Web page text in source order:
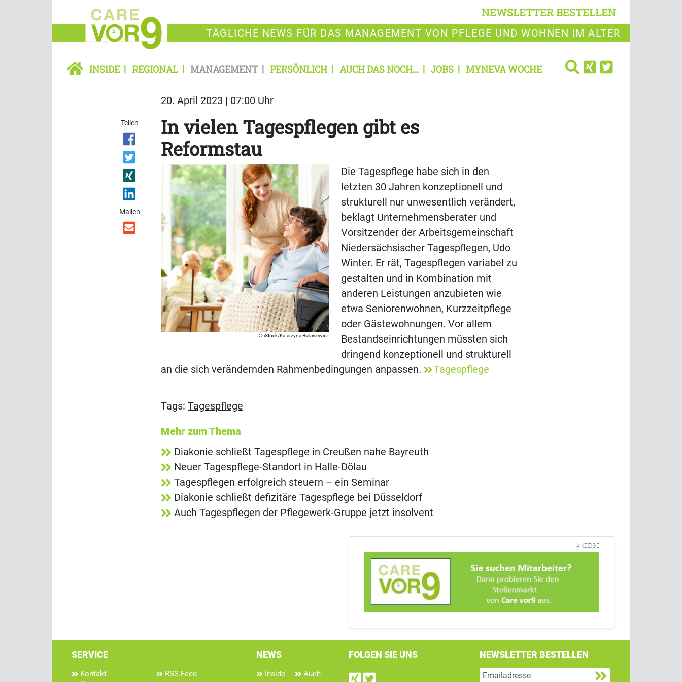
NEWSLETTER BESTELLEN
TÄGLICHE NEWS FÜR DAS MANAGEMENT VON PFLEGE UND WOHNEN IM ALTER
INSIDE REGIONAL MANAGEMENT PERSÖNLICH AUCH DAS NOCH... JOBS MYNEVA WOCHE
20. April 2023 | 07:00 Uhr
Teilen
Mailen
In vielen Tagespflegen gibt es
Reformstau
iStock/Katarzyna Bialasiewicz
Die Tagespflege habe sich in den
letzten 30 Jahren konzeptionell und
strukturell nur unwesentlich verändert,
beklagt Unternehmensberater und
Vorsitzender der Arbeitsgemeinschaft
Niedersächsischer Tagespflegen, Udo
Winter. Er rät, Tagespflegen variabel zu
gestalten und in Kombination mit
anderen Leistungen anzubieten wie
etwa Seniorenwohnen, Kurzzeitpflege
oder Gästewohnungen. Vor allem
Bestandseinrichtungen müssten sich
dringend konzeptionell und strukturell
an die sich verändernden Rahmenbedingungen anpassen.
Tagespflege
Tags: Tagespflege
Mehr zum Thema
Diakonie schließt Tagespflege in Creußen nahe Bayreuth
Neuer Tagespflege-Standort in Halle-Dölau
Tagespflegen erfolgreich steuern – ein Seminar
Diakonie schließt defizitäre Tagespflege bei Düsseldorf
Auch Tagespflegen der Pflegewerk-Gruppe jetzt insolvent
ANZEIGE
SERVICE
Kontakt
RSS-Feed
NEWS
Inside
Auch
FOLGEN SIE UNS
Find us on Xing
Follow us on Twitter
NEWSLETTER BESTELLEN